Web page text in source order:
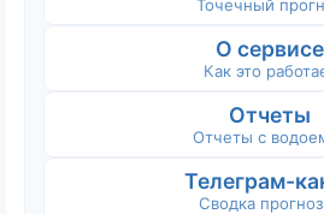
Точечный
О сервисе
Как это
Отчеты
Отчеты с
Телеграм-
Сводка